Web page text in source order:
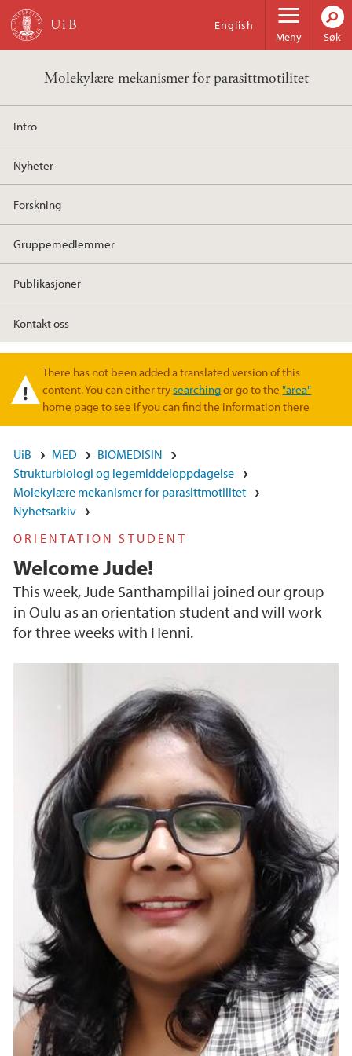
Hopp til hovedinnhold
Meny
English
Søk
Molekylære mekanismer for parasittmotilitet
Intro
Nyheter
Forskning
Gruppemedlemmer
Publikasjoner
Kontakt oss
Varselmelding
There has not been added a translated version of this
content. You can either trysearchingor go to the"area"
home page to see if you can find the information there
UiB MED
BIOMEDISIN
Strukturbiologi og legemiddeloppdagelse
Molekylære mekanismer for parasittmotilitet
Nyhetsarkiv
ORIENTATION STUDENT
Welcome Jude!
This week, Jude Santhampillai joined our group
in Oulu as an orientation student and will work
for three weeks with Henni.